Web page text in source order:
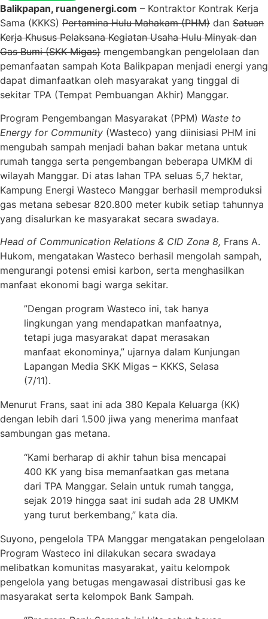
Balikpapan, ruangenergi.com – Kontraktor Kontrak Kerja
Sama (KKKS) Pertamina Hulu Mahakam (PHM) dan Satuan
Kerja Khusus Pelaksana Kegiatan Usaha Hulu Minyak dan
Gas Bumi (SKK Migas) mengembangkan pengelolaan dan
pemanfaatan sampah Kota Balikpapan menjadi energi yang
dapat dimanfaatkan oleh masyarakat yang tinggal di
sekitar TPA (Tempat Pembuangan Akhir) Manggar.
Program Pengembangan Masyarakat (PPM) Waste to
Energy for Community (Wasteco) yang diinisiasi PHM ini
mengubah sampah menjadi bahan bakar metana untuk
rumah tangga serta pengembangan beberapa UMKM di
wilayah Manggar. Di atas lahan TPA seluas 5,7 hektar,
Kampung Energi Wasteco Manggar berhasil memproduksi
gas metana sebesar 820.800 meter kubik setiap tahunnya
yang disalurkan ke masyarakat secara swadaya.
Head of Communication Relations & CID Zona 8, Frans A.
Hukom, mengatakan Wasteco berhasil mengolah sampah,
mengurangi potensi emisi karbon, serta menghasilkan
manfaat ekonomi bagi warga sekitar.
”Dengan program Wasteco ini, tak hanya
lingkungan yang mendapatkan manfaatnya,
tetapi juga masyarakat dapat merasakan
manfaat ekonominya,” ujarnya dalam Kunjungan
Lapangan Media SKK Migas – KKKS, Selasa
(7/11).
Menurut Frans, saat ini ada 380 Kepala Keluarga (KK)
dengan lebih dari 1.500 jiwa yang menerima manfaat
sambungan gas metana.
“Kami berharap di akhir tahun bisa mencapai
400 KK yang bisa memanfaatkan gas metana
dari TPA Manggar. Selain untuk rumah tangga,
sejak 2019 hingga saat ini sudah ada 28 UMKM
yang turut berkembang,” kata dia.
Suyono, pengelola TPA Manggar mengatakan pengelolaan
Program Wasteco ini dilakukan secara swadaya
melibatkan komunitas masyarakat, yaitu kelompok
pengelola yang betugas mengawasai distribusi gas ke
masyarakat serta kelompok Bank Sampah.